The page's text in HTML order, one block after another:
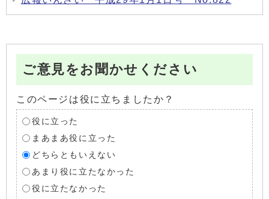
ご意見をお聞かせください
このページは役に立ちましたか？
役に立った
まあまあ役に立った
どちらともいえない
あまり役に立たなかった
役に立たなかった